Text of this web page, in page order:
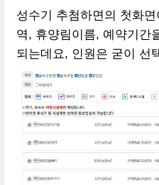
성수기 추첨하면의 첫화
역, 휴양림이름, 예약기간
되는데요, 인원은 굳이 선